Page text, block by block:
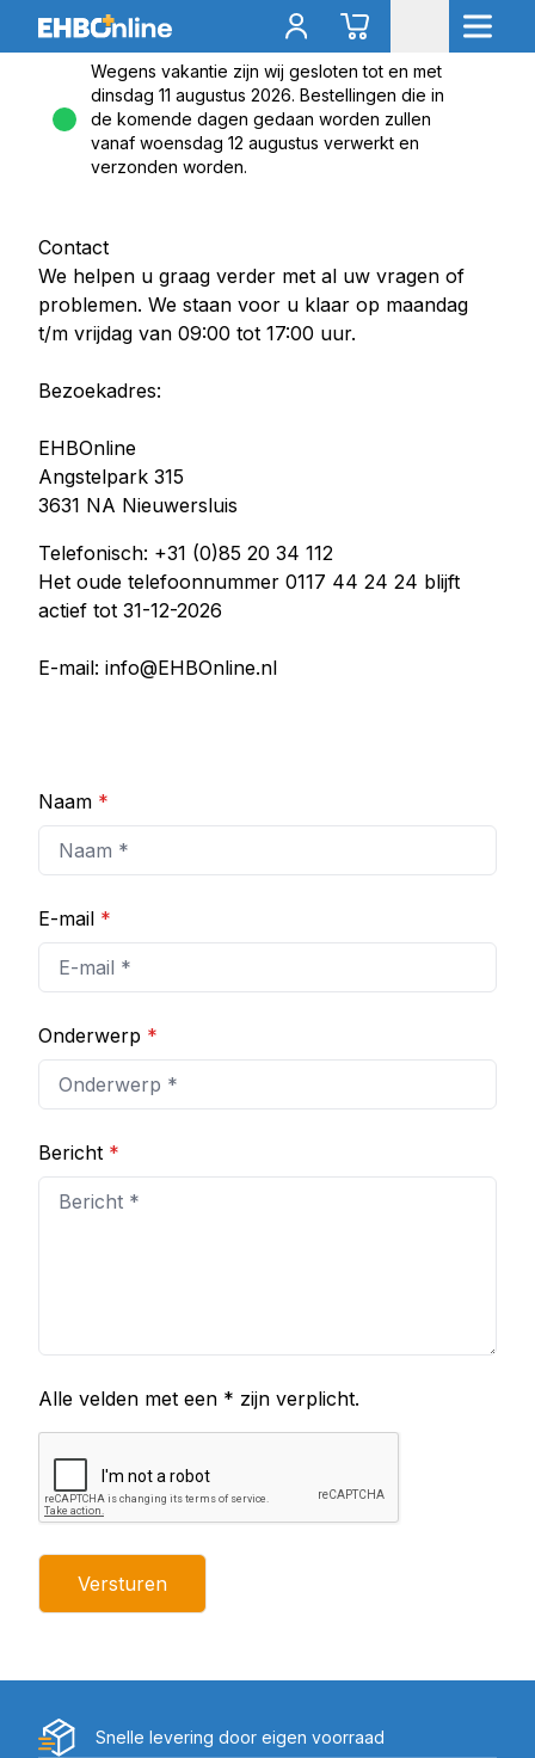
Wegens vakantie zijn wij gesloten tot en met
dinsdag 11 augustus 2026. Bestellingen die in
de komende dagen gedaan worden zullen
vanaf woensdag 12 augustus verwerkt en
verzonden worden.
Contact
We helpen u graag verder met al uw vragen of
problemen. We staan voor u klaar op maandag
t/m vrijdag van 09:00 tot 17:00 uur.
Bezoekadres:
EHBOnline
Angstelpark 315
3631 NA Nieuwersluis
Telefonisch: +31 (0)85 20 34 112
Het oude telefoonnummer 0117 44 24 24 blijft
actief tot 31-12-2026
E-mail: info@EHBOnline.nl
Naam *
E-mail *
Onderwerp *
Bericht *
Alle velden met een * zijn verplicht.
Versturen
Snelle levering door eigen voorraad